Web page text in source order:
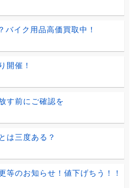
バイク用品高価買取中！
開催！
す前にご確認を
は三度ある？
等のお知らせ！値下げちう！！